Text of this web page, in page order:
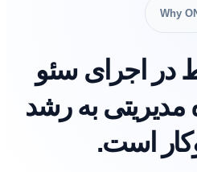
Why
در اجرای سئو
مدیریتی به رشد
است.